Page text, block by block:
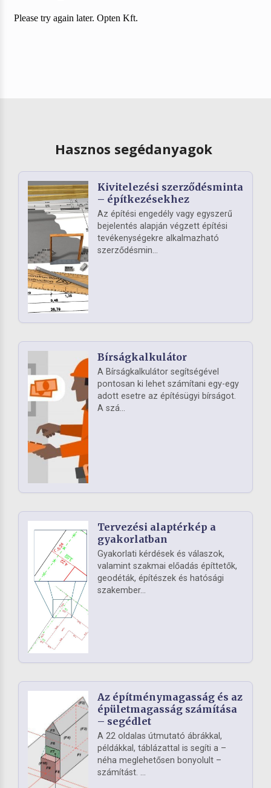
Hasznos segédanyagok
Kivitelezési szerződésminta
– építkezésekhez
Az építési engedély vagy egyszerű
bejelentés alapján végzett építési
tevékenységekre alkalmazható
szerződésmin...
Bírságkalkulátor
A Bírságkalkulátor segítségével
pontosan ki lehet számítani egy-egy
adott esetre az építésügyi bírságot.
A szá...
Tervezési alaptérkép a
gyakorlatban
Gyakorlati kérdések és válaszok,
valamint szakmai előadás építtetők,
geodéták, építészek és hatósági
szakember...
Az építménymagasság és az
épületmagasság számítása
– segédlet
A 22 oldalas útmutató ábrákkal,
példákkal, táblázattal is segíti a –
néha meglehetősen bonyolult –
számítást. ...